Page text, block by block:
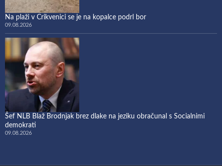
Na plaži v Crikvenici se je na kopalce podrl bor
09.08.2026
Šef NLB Blaž Brodnjak brez dlake na jeziku obračunal s Socialnimi
demokrati
09.08.2026